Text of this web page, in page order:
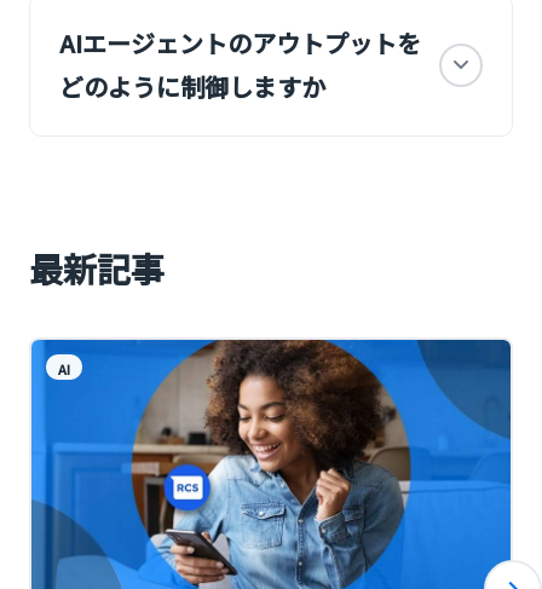
Agentic AI では、AI エージェントが自ら意
思決定を行い、必要なアクションを実行
し、その結果から学習して、時間とともに
を構成する重要な要素です。
エージェンティックAIの枠組みの中で、AI
エージェントは一定の自律性を持つ仮想の
たとえば、
ジェント
購買アドバイスを提供し、コンバージョン
や売上向上を支援するエージェント
などがあり、用途は多岐にわたります。
また、企業が作成できる AI エージェント
の数に、実質的な制限はありません。
業務内容や目的に応じて、必要な数だけ AI
エージェントを構築することが可能です。
AIエージェントのアウトプットを
どのように制御しますか
ります。
① ガバナンスと品質管理を備えたプラット
まず重要なのは、ガバナンス（統制）や品
質管理の仕組みを備えたプラットフォーム
を使用することです。具体的には、明確な
目的・ゴールを設定すること、役割ベース
のアクセス権限（Role-based Access）を
実装することです。これにより、AIツール
が不正に利用されることを防止し、
適切に管理された状態で AI エージェント
最新記事
AI